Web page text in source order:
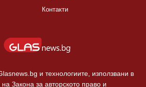
Контакти
и технологиите, използвани в
Закона за авторското право и